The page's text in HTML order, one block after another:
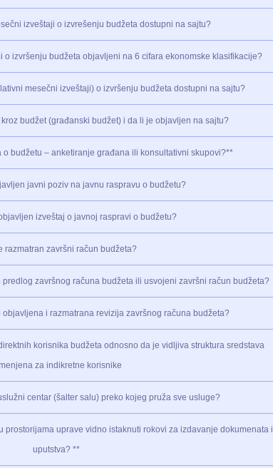
izveštaji o izvrešenju budžeta dostupni na sajtu?
o izvršenju budžeta objavljeni na 6 cifara ekonomske klasifikacije?
mesečni izveštaji) o izvršenju budžeta dostupni na sajtu?
budžet (građanski budžet) i da li je objavljen na sajtu?
o budžetu – anketiranje građana ili konsultativni skupovi?**
javni poziv na javnu raspravu o budžetu?
izveštaj o javnoj raspravi o budžetu?
razmatran završni račun budžeta?
završnog računa budžeta ili usvojeni završni račun budžeta?
i razmatrana revizija završnog računa budžeta?
korisnika budžeta odnosno da je vidljiva struktura sredstava
za indikretne korisnike
centar (šalter salu) preko kojeg pruža sve usluge?
prostorijama uprave vidno istaknuti rokovi za izdavanje dokumenata i
uputstva? **